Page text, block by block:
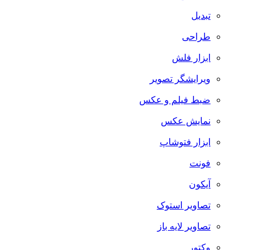
تبدیل
طراحی
ابزار فلش
ویرایشگر تصویر
ضبط فيلم و عكس
نمایش عکس
ابزار فتوشاپ
فونت
آیکون
تصاویر استوک
تصاویر لایه باز
وکتور